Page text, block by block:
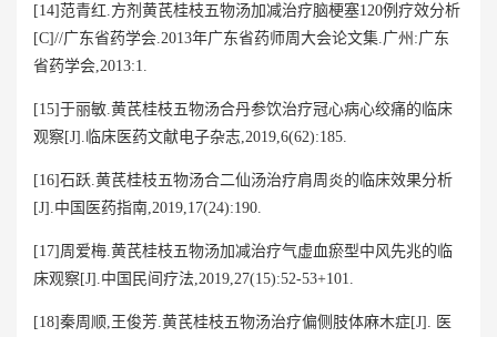
[14]范青红.方剂黄芪桂枝五物汤加减治疗脑梗塞120例疗效分析
[C]//广东省药学会.2013年广东省药师周大会论文集.广州:广东
省药学会,2013:1.
[15]于丽敏.黄芪桂枝五物汤合丹参饮治疗冠心病心绞痛的临床
观察[J].临床医药文献电子杂志,2019,6(62):185.
[16]石跃.黄芪桂枝五物汤合二仙汤治疗肩周炎的临床效果分析
[J].中国医药指南,2019,17(24):190.
[17]周爱梅.黄芪桂枝五物汤加减治疗气虚血瘀型中风先兆的临
床观察[J].中国民间疗法,2019,27(15):52-53+101.
[18]秦周顺,王俊芳.黄芪桂枝五物汤治疗偏侧肢体麻木症[J]. 医